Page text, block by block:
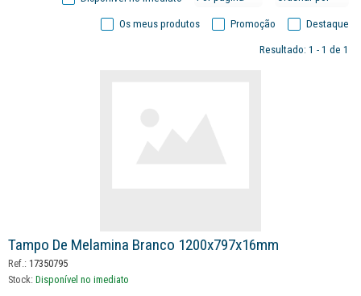
Destaque
Promoção
Os meus produtos
Resultado: 1 - 1 de 1
Tampo De Melamina Branco 1200x797x16mm
Ref.: 17350795
Stock: Disponível no imediato